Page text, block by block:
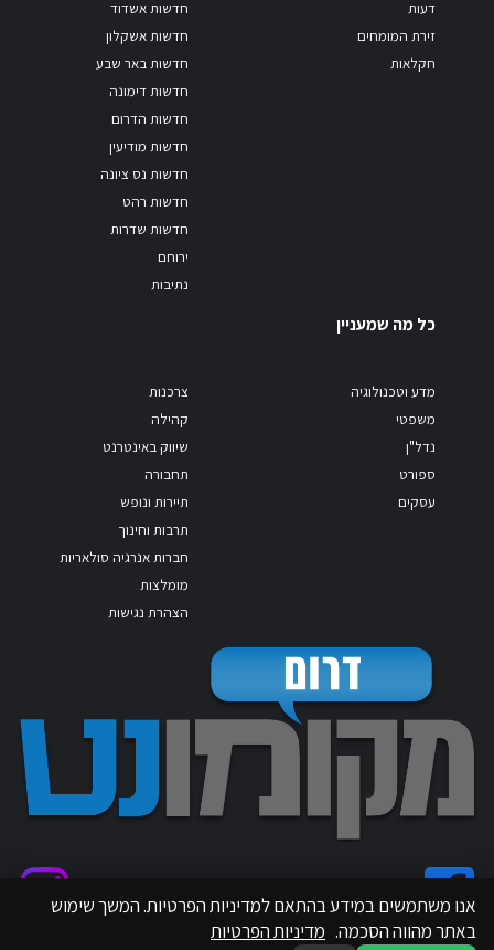
דעות
זירת המומחים
חקלאות
חדשות אשדוד
חדשות אשקלון
חדשות באר שבע
חדשות דימונה
חדשות הדרום
חדשות מודיעין
חדשות נס ציונה
חדשות רהט
חדשות שדרות
ירוחם
נתיבות
כל מה שמעניין
מדע וטכנולוגיה
משפטי
נדל"ן
ספורט
עסקים
צרכנות
קהילה
שיווק באינטרנט
תחבורה
תיירות ונופש
תרבות וחינוך
חברות אנרגיה סולאריות
מומלצות
הצהרת נגישות
אנו משתמשים במידע בהתאם למדיניות הפרטיות. המשך שימוש
באתר מהווה הסכמה. מדיניות הפרטיות